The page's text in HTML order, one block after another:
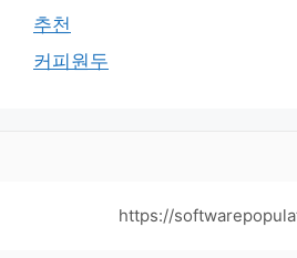
추천
커피원두
https://